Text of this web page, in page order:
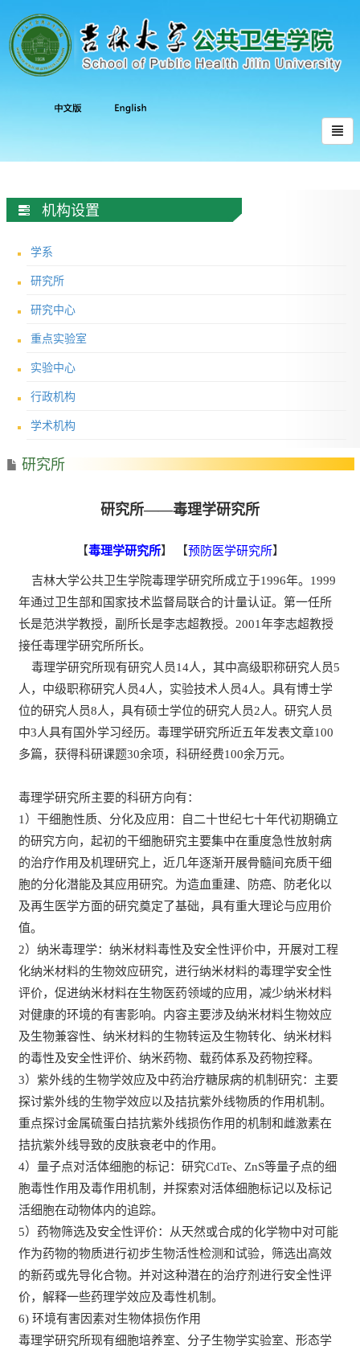
机构设置
学系
研究所
研究中心
重点实验室
实验中心
行政机构
学术机构
研究所
研究所——毒理学研究所
【毒理学研究所】 【预防医学研究所】
吉林大学公共卫生学院毒理学研究所成立于1996年。1999
年通过卫生部和国家技术监督局联合的计量认证。第一任所
长是范洪学教授，副所长是李志超教授。2001年李志超教授
接任毒理学研究所所长。
毒理学研究所现有研究人员14人，其中高级职称研究人员5
人，中级职称研究人员4人，实验技术人员4人。具有博士学
位的研究人员8人，具有硕士学位的研究人员2人。研究人员
中3人具有国外学习经历。毒理学研究所近五年发表文章100
多篇，获得科研课题30余项，科研经费100余万元。
毒理学研究所主要的科研方向有：
1）干细胞性质、分化及应用：
自二十世纪七十年代初期确立
的研究方向，起初的干细胞研究主要集中在重度急性放射病
的治疗作用及机理研究上，近几年逐渐开展骨髓间充质干细
胞的分化潜能及其应用研究。为造血重建、防癌、防老化以
及再生医学方面的研究奠定了基础，具有重大理论与应用价
值。
2）纳米毒理学：纳米材料毒性及安全性评价中，开展对工程
化纳米材料的生物效应研究，进行纳米材料的毒理学安全性
评价，促进纳米材料在生物医药领域的应用，减少纳米材料
对健康的环境的有害影响。内容主要涉及纳米材料生物效应
及生物兼容性、纳米材料的生物转运及生物转化、纳米材料
的毒性及安全性评价、纳米药物、载药体系及药物控释。
3）紫外线的生物学效应及中药治疗糖尿病的机制研究：主要
探讨紫外线的生物学效应以及拮抗紫外线物质的作用机制。
重点探讨金属硫蛋白拮抗紫外线损伤作用的机制和雌激素在
拮抗紫外线导致的皮肤衰老中的作用。
4）量子点对活体细胞的标记：研究CdTe、ZnS等量子点的细
胞毒性作用及毒作用机制，并探索对活体细胞标记以及标记
活细胞在动物体内的追踪。
5）药物筛选及安全性评价：从天然或合成的化学物中对可能
作为药物的物质进行初步生物活性检测和试验，筛选出高效
的新药或先导化合物。并对这种潜在的治疗剂进行安全性评
价，解释一些药理学效应及毒性机制。
6) 环境有害因素对生物体损伤作用
毒理学研究所现有细胞培养室、分子生物学实验室、形态学